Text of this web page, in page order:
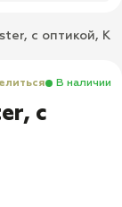
с оптикой,
В наличии
с